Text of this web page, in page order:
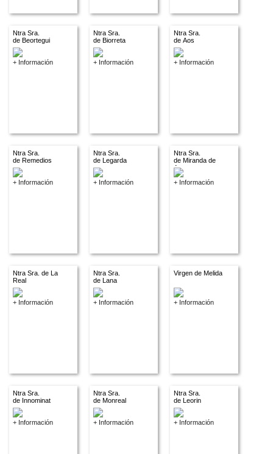
Ntra Sra.
de Beortegui
+ Información
Ntra Sra.
de Biorreta
+ Información
Ntra Sra.
de Aos
+ Información
Ntra Sra.
de Remedios
+ Información
Ntra Sra.
de Legarda
+ Información
Ntra Sra.
de Miranda de
Arga
+ Información
Ntra Sra. de La
Real
+ Información
Ntra Sra.
de Lana
+ Información
Virgen de Melida
+ Información
Ntra Sra.
de Innominat
+ Información
Ntra Sra.
de Monreal
+ Información
Ntra Sra.
de Leorin
+ Información